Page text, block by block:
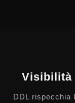
Visibilità
DDL rispecchia